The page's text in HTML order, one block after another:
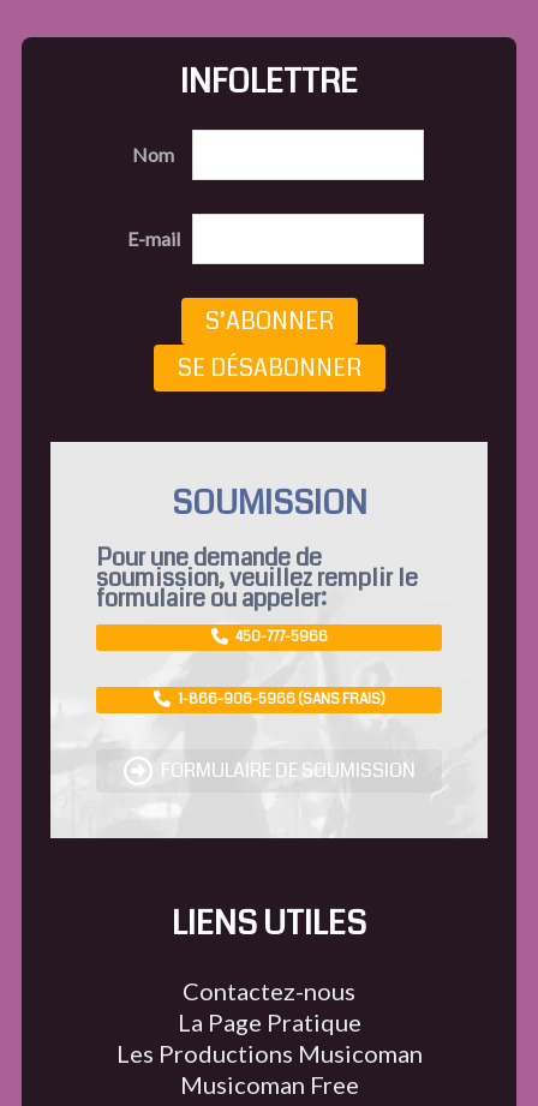
INFOLETTRE
Nom
E-mail
S’ABONNER
SE DÉSABONNER
SOUMISSION
Pour une demande de
soumission, veuillez remplir le
formulaire ou appeler:
450-777-5966
1-866-906-5966 (SANS FRAIS)
FORMULAIRE DE SOUMISSION
LIENS UTILES
Contactez-nous
La Page Pratique
Les Productions Musicoman
Musicoman Free